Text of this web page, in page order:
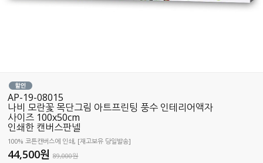
AP-19-08015
나비 모란꽃 목단그림 아트프린팅 풍수 인테리어액자
사이즈 100x50cm
인쇄한 캔버스판넬
100% 코튼캔버스에 인쇄, [재고보유 당일발송]
44,500원89,000원